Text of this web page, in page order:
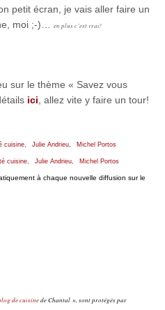
petit écran, je vais aller faire un
moi ;-)…
en plus c’est vrai!
sur le thème « Savez vous
ici , allez vite y faire un tour!
cuisine, Julie Andrieu, Michel Portos
cuisine, Julie Andrieu, Michel Portos
à chaque nouvelle diffusion sur le
de cuisinede Chantal », sont protégés par